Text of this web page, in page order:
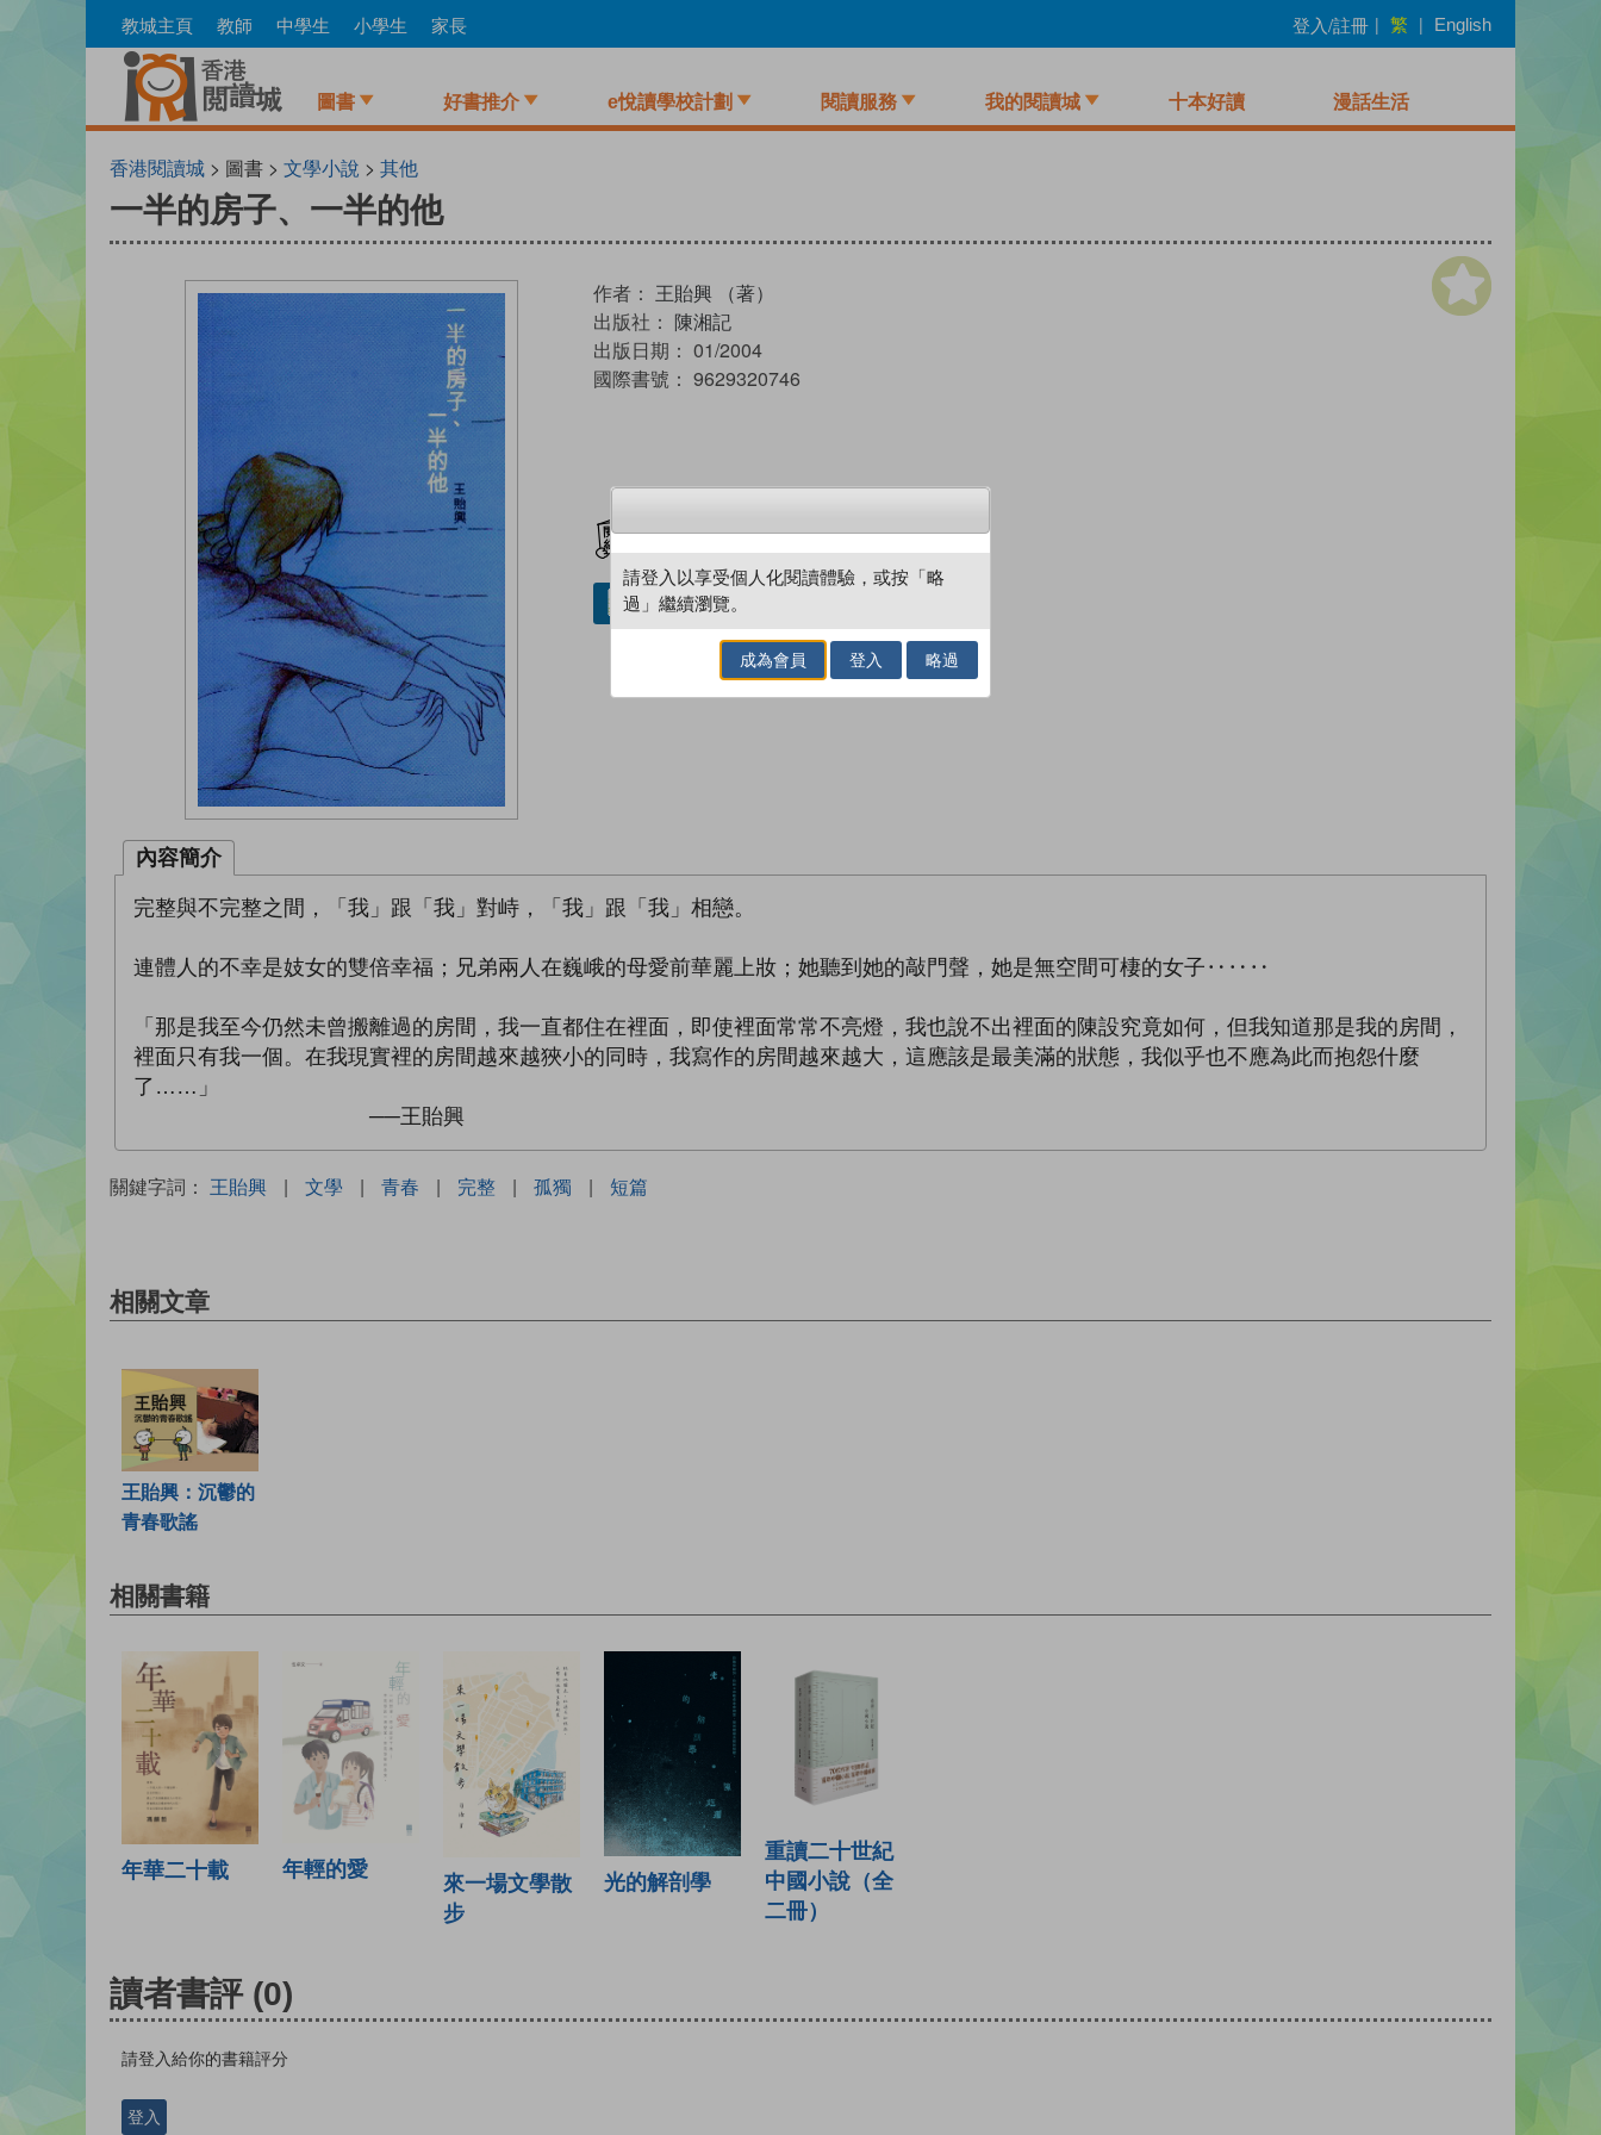
to
教城主頁 教師 中學生 小學生 家長 登入/註冊 | 繁 | English
圖書 好書推介 e悅讀學校計劃 閱讀服務 我的閱讀城 十本好讀 漫話生活
香港閱讀城 > 圖書 > 文學小說 > 其他
一半的房子、一半的他
作者： 王貽興 （著）
出版社： 陳湘記
出版日期： 01/2004
國際書號： 9629320746
借閱實體書
內容簡介
完整與不完整之間，「我」跟「我」對峙，「我」跟「我」相戀。
連體人的不幸是妓女的雙倍幸福；兄弟兩人在巍峨的母愛前華麗上妝；她聽到她的敲門聲，她是無空間可棲的女子‥‥‥
「那是我至今仍然未曾搬離過的房間，我一直都住在裡面，即使裡面常常不亮燈，我也說不出裡面的陳設究竟如何，但我知道那是我的房間，
裡面只有我一個。在我現實裡的房間越來越狹小的同時，我寫作的房間越來越大，這應該是最美滿的狀態，我似乎也不應為此而抱怨什麼
了……」
──王貽興
關鍵字詞： 王貽興 | 文學 | 青春 | 完整 | 孤獨 | 短篇
相關文章
王貽興：沉鬱的
青春歌謠
相關書籍
年華二十載 年輕的愛
來一場文學散
步
光的解剖學
重讀二十世紀
中國小說（全
二冊）
讀者書評 (0)
請登入給你的書籍評分
登入
請登入以享受個人化閱讀體驗，或按「略
過」繼續瀏覽。
成為會員 登入 略過